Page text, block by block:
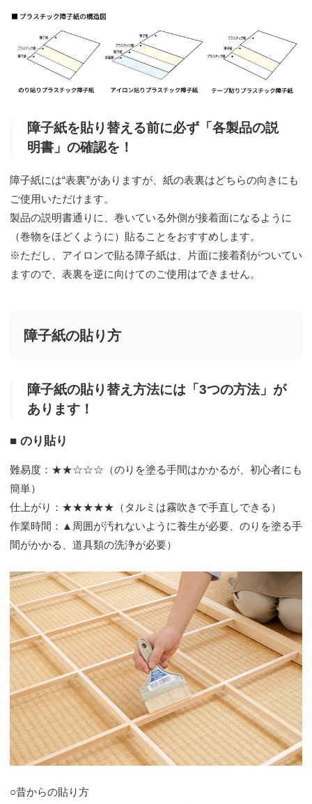
障子紙を貼り替える前に必ず「各製品の説
明書」の確認を！
障子紙には“表裏”がありますが、紙の表裏はどちらの向きにも
ご使用いただけます。
製品の説明書通りに、巻いている外側が接着面になるように
（巻物をほどくように）貼ることをおすすめします。
※ただし、アイロンで貼る障子紙は、片面に接着剤がついてい
ますので、表裏を逆に向けてのご使用はできません。
障子紙の貼り方
障子紙の貼り替え方法には「3つの方法」が
あります！
■ のり貼り
難易度：★★☆☆☆（のりを塗る手間はかかるが、初心者にも
簡単）
仕上がり：★★★★★（タルミは霧吹きで手直しできる）
作業時間：▲周囲が汚れないように養生が必要、のりを塗る手
間がかかる、道具類の洗浄が必要）
○昔からの貼り方